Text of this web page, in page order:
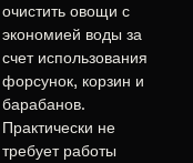
очистить овощи с
экономией воды за
счет использования
форсунок, корзин и
барабанов.
Практически не
требует работы